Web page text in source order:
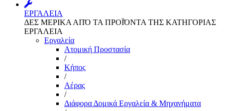
ΕΡΓΑΛΕΙΑ
ΔΕΣ ΜΕΡΙΚΑ ΑΠΌ ΤΑ ΠΡΟΪΌΝΤΑ ΤΗΣ ΚΑΤΗΓΟΡΙΑΣ
ΕΡΓΑΛΕΙΑ
Εργαλεία
Aτομική Προστασία
/
Kήπος
/
Αέρας
/
Διάφορα Δομικά Εργαλεία & Μηχανήματα